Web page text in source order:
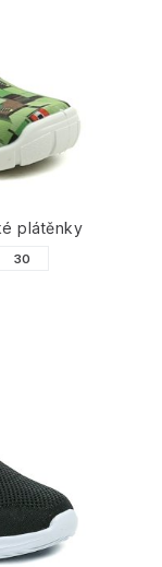
plátěnky
30